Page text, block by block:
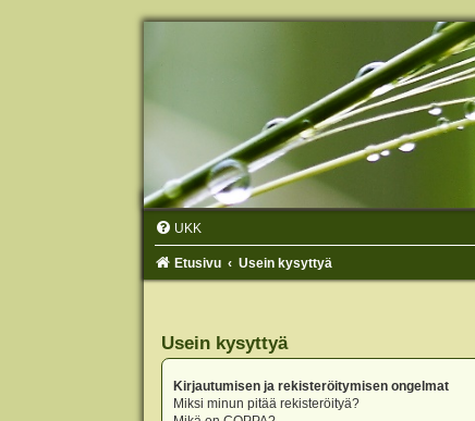
UKK
Etusivu Usein kysyttyä
Usein kysyttyä
Kirjautumisen ja rekisteröitymisen ongelmat
Miksi minun pitää rekisteröityä?